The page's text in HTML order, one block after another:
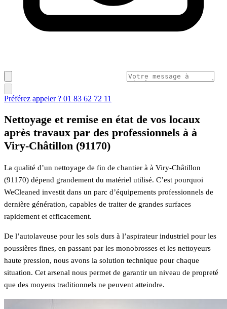
Préférez appeler ? 01 83 62 72 11
Nettoyage et remise en état de vos locaux
après travaux par des professionnels à à
Viry-Châtillon (91170)
La qualité d’un nettoyage de fin de chantier à à Viry-Châtillon
(91170) dépend grandement du matériel utilisé. C’est pourquoi
WeCleaned investit dans un parc d’équipements professionnels de
dernière génération, capables de traiter de grandes surfaces
rapidement et efficacement.
De l’autolaveuse pour les sols durs à l’aspirateur industriel pour les
poussières fines, en passant par les monobrosses et les nettoyeurs
haute pression, nous avons la solution technique pour chaque
situation. Cet arsenal nous permet de garantir un niveau de propreté
que des moyens traditionnels ne peuvent atteindre.